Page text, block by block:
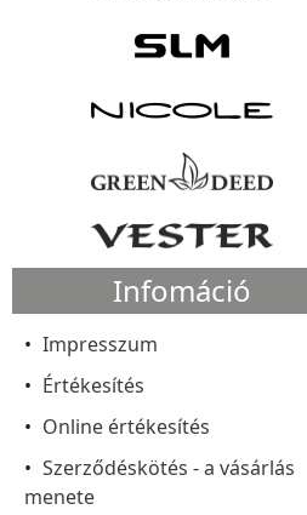
Infomáció
Impresszum
Értékesítés
Online értékesítés
Szerződéskötés - a vásárlás
menete